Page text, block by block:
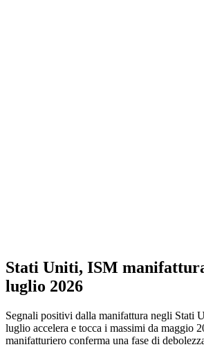
Stati Uniti, ISM
luglio 2026
Segnali positivi dalla manifattura negli Stati
luglio accelera e tocca i massimi da maggio
manifatturiero conferma una fase di